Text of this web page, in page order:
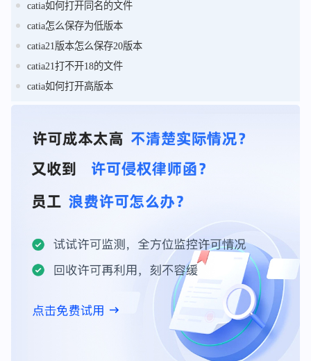
catia如何打开同名的文件
catia怎么保存为低版本
catia21版本怎么保存20版本
catia21打不开18的文件
catia如何打开高版本